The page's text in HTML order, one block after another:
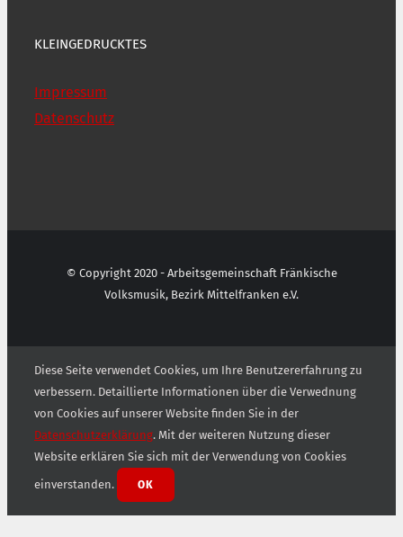
KLEINGEDRUCKTES
Impressum
Datenschutz
© Copyright 2020 - Arbeitsgemeinschaft Fränkische
Volksmusik, Bezirk Mittelfranken e.V.
Diese Seite verwendet Cookies, um Ihre Benutzererfahrung zu
verbessern. Detaillierte Informationen über die Verwednung
von Cookies auf unserer Website finden Sie in der
Datenschutzerklärung. Mit der weiteren Nutzung dieser
Website erklären Sie sich mit der Verwendung von Cookies
einverstanden. OK